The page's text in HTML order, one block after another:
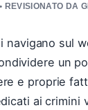
REVISIONATO DA
navigano sul
un
e proprie
ai crimini